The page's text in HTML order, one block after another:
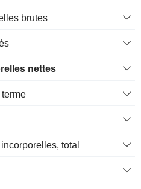
brutes
nettes
total